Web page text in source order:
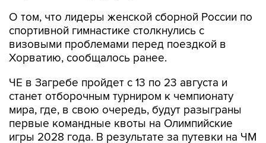
О том, что лидеры женской сборной России по
спортивной гимнастике столкнулись с
визовыми проблемами перед поездкой в
Хорватию, сообщалось ранее.
ЧЕ в Загребе пройдет с 13 по 23 августа и
станет отборочным турниром к чемпионату
мира, где, в свою очередь, будут разыграны
первые командные квоты на Олимпийские
игры 2028 года. В результате за путевки на ЧМ